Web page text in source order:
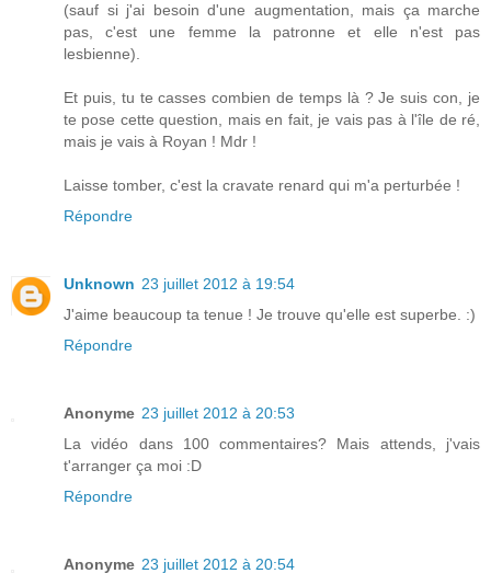
(sauf si j'ai besoin d'une augmentation, mais ça marche
pas, c'est une femme la patronne et elle n'est pas
lesbienne).
Et puis, tu te casses combien de temps là ? Je suis con, je
te pose cette question, mais en fait, je vais pas à l'île de ré,
mais je vais à Royan ! Mdr !
Laisse tomber, c'est la cravate renard qui m'a perturbée !
Répondre
Unknown 23 juillet 2012 à 19:54
J'aime beaucoup ta tenue ! Je trouve qu'elle est superbe. :)
Répondre
Anonyme 23 juillet 2012 à 20:53
La vidéo dans 100 commentaires? Mais attends, j'vais
t'arranger ça moi :D
Répondre
Anonyme 23 juillet 2012 à 20:54